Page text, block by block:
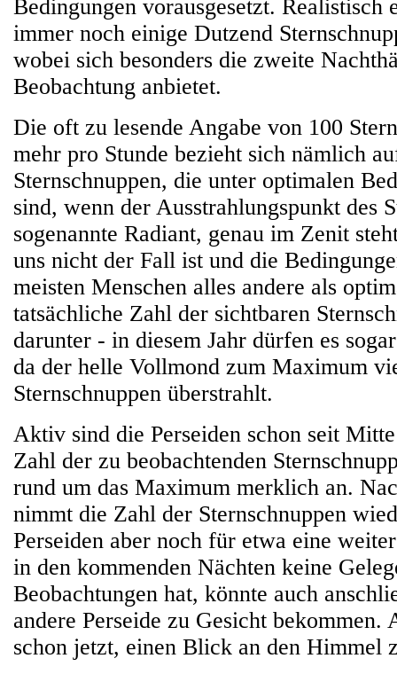
Bedingungen vorausgesetzt. Realistisch
immer noch einige Dutzend
wobei sich besonders die zweite
Beobachtung anbietet.
Die oft zu lesende Angabe von 100
mehr pro Stunde bezieht sich nämlich
Sternschnuppen, die unter optimalen
sind, wenn der Ausstrahlungspunkt des
sogenannte Radiant, genau im Zenit
uns nicht der Fall ist und die
meisten Menschen alles andere als
tatsächliche Zahl der sichtbaren
darunter - in diesem Jahr dürfen es
da der helle Vollmond zum Maximum
Sternschnuppen überstrahlt.
Aktiv sind die Perseiden schon seit
Zahl der zu beobachtenden
rund um das Maximum merklich an.
nimmt die Zahl der Sternschnuppen
Perseiden aber noch für etwa eine
in den kommenden Nächten keine
Beobachtungen hat, könnte auch
andere Perseide zu Gesicht bekommen.
schon jetzt, einen Blick an den Himmel